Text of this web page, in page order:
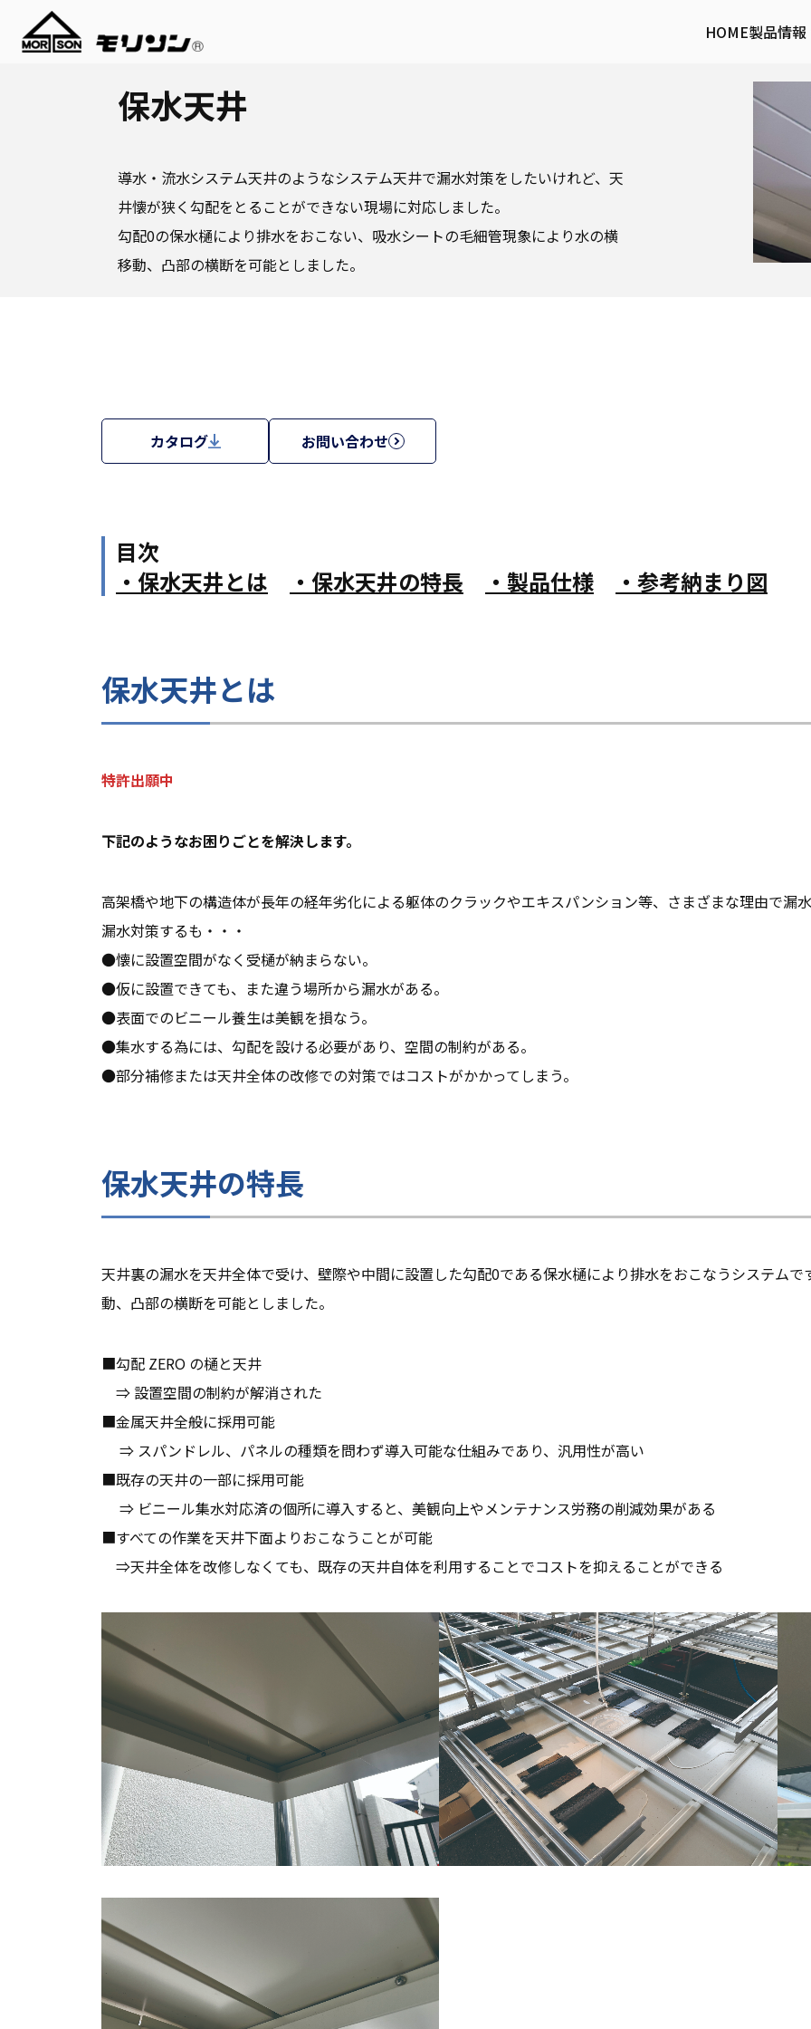
HOME製品情報
保水天井
導水・流水システム天井のようなシステム天井で漏水対策をしたいけれど、天
井懐が狭く勾配をとることができない現場に対応しました。
勾配0の保水樋により排水をおこない、吸水シートの毛細管現象により水の横
移動、凸部の横断を可能としました。
カタログ お問い合わせ
目次
・保水天井とは
・保水天井の特長 ・製品仕様 ・参考納まり図
保水天井とは
特許出願中
下記のようなお困りごとを解決します。
高架橋や地下の構造体が長年の経年劣化による躯体のクラックやエキスパンション等、さまざまな理由で漏水
漏水対策するも・・・
●懐に設置空間がなく受樋が納まらない。
●仮に設置できても、また違う場所から漏水がある。
●表面でのビニール養生は美観を損なう。
●集水する為には、勾配を設ける必要があり、空間の制約がある。
●部分補修または天井全体の改修での対策ではコストがかかってしまう。
保水天井の特長
天井裏の漏水を天井全体で受け、壁際や中間に設置した勾配0である保水樋により排水をおこなうシステム
動、凸部の横断を可能としました。
■勾配 ZERO の樋と天井
⇒ 設置空間の制約が解消された
■金属天井全般に採用可能
⇒ スパンドレル、パネルの種類を問わず導入可能な仕組みであり、汎用性が高い
■既存の天井の一部に採用可能
⇒ ビニール集水対応済の個所に導入すると、美観向上やメンテナンス労務の削減効果がある
■すべての作業を天井下面よりおこなうことが可能
⇒天井全体を改修しなくても、既存の天井自体を利用することでコストを抑えることができる